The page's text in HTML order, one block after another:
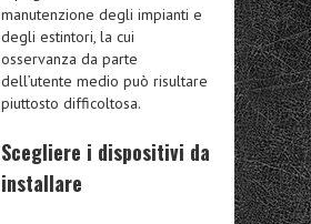
manutenzione degli impianti e
degli estintori, la cui
osservanza da parte
dell’utente medio può risultare
piuttosto difficoltosa.
Scegliere i dispositivi da
installare